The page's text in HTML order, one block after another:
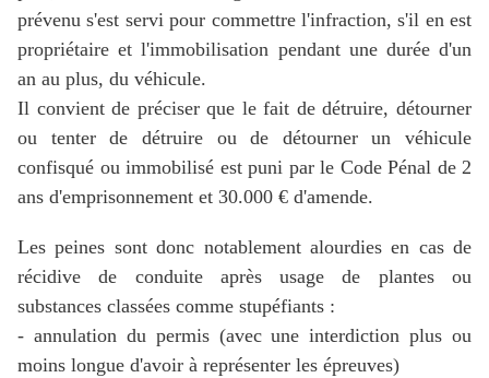
prévenu s'est servi pour commettre l'infraction, s'il en est
propriétaire et l'immobilisation pendant une durée d'un
an au plus, du véhicule.
Il convient de préciser que le fait de détruire, détourner
ou tenter de détruire ou de détourner un véhicule
confisqué ou immobilisé est puni par le Code Pénal de 2
ans d'emprisonnement et 30.000 € d'amende.
Les peines sont donc notablement alourdies en cas de
récidive de conduite après usage de plantes ou
substances classées comme stupéfiants :
- annulation du permis (avec une interdiction plus ou
moins longue d'avoir à représenter les épreuves)